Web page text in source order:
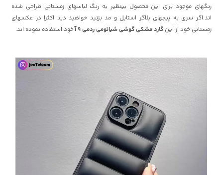
رنگهای موجود برای این محصول بینظیر به رنگ لباسهای زمستانی طراحی شده
اند.اگر سری به پیجهای بلاگر استایل و مد بزنید خواهید دید اکثرا در عکسهای
زمستانی خود از اینگارد مشکی گوشی شیائومی ردمی 9 آ خود استفاده نموده اند.